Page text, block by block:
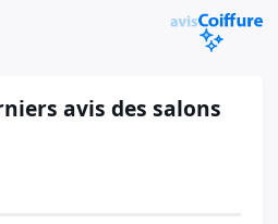
avis des salons